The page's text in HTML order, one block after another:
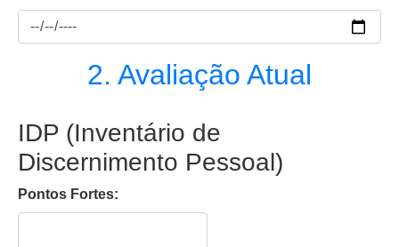
2. Avaliação Atual
IDP (Inventário de
Discernimento Pessoal)
Pontos Fortes: